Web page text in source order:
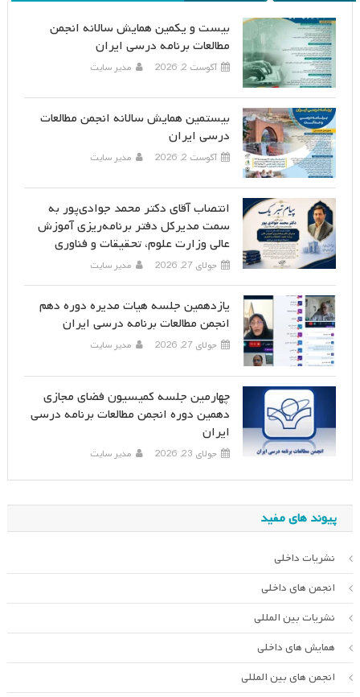
بیست و یکمین همایش سالانه انجمن
مطالعات برنامه درسی ایران
آگوست 2, 2026 مدیر سایت
بیستمین همایش سالانه انجمن مطالعات
درسی ایران
آگوست 2, 2026 مدیر سایت
انتصاب آقای دکتر محمد جوادی‌پور به
سمت مدیرکل دفتر برنامه‌ریزی آموزش
عالی وزارت علوم، تحقیقات و فناوری
جولای 27, 2026 مدیر سایت
یازدهمین جلسه هیات مدیره دوره دهم
انجمن مطالعات برنامه درسی ایران
جولای 27, 2026 مدیر سایت
چهارمین جلسه کمیسیون فضای مجازی
دهمین دوره انجمن مطالعات برنامه درسی
ایران
جولای 23, 2026 مدیر سایت
پیوند های مفید
نشریات داخلی
انجمن های داخلی
نشریات بین المللی
همایش های داخلی
انجمن های بین المللی